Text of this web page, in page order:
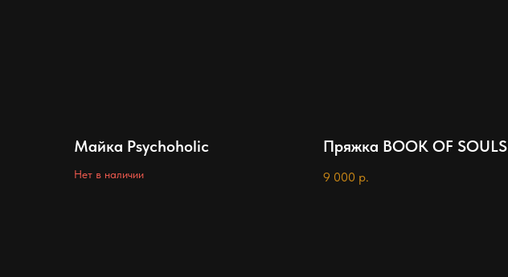
Майка Psychoholic
Нет в наличии
Пряжка BOOK OF SOULS
9 000 р.